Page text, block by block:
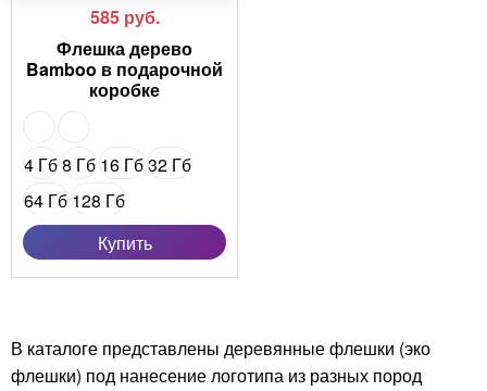
585 руб.
Флешка дерево
Bamboo в подарочной
коробке
4 Гб8 Гб 16 Гб32 Гб
64 Гб 128 Гб
16 Гб (USB 3.0)
32 Гб (USB 3.0)
128 Гб (USB 3.0)
Купить
В каталоге представлены деревянные флешки (эко
флешки) под нанесение логотипа из разных пород